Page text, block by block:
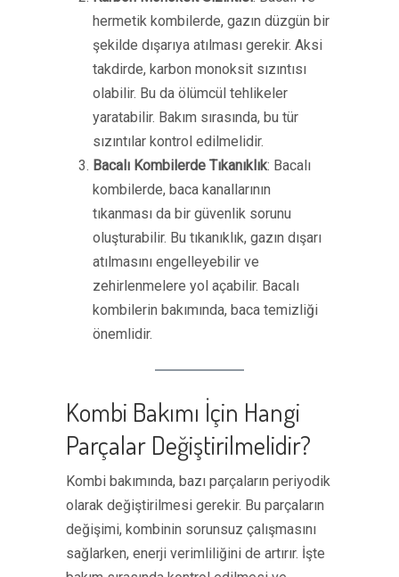
hermetik kombilerde, gazın düzgün bir
şekilde dışarıya atılması gerekir. Aksi
takdirde, karbon monoksit sızıntısı
olabilir. Bu da ölümcül tehlikeler
yaratabilir. Bakım sırasında, bu tür
sızıntılar kontrol edilmelidir.
Bacalı Kombilerde Tıkanıklık: Bacalı
kombilerde, baca kanallarının
tıkanması da bir güvenlik sorunu
oluşturabilir. Bu tıkanıklık, gazın dışarı
atılmasını engelleyebilir ve
zehirlenmelere yol açabilir. Bacalı
kombilerin bakımında, baca temizliği
önemlidir.
Kombi Bakımı İçin Hangi
Parçalar Değiştirilmelidir?
Kombi bakımında, bazı parçaların periyodik
olarak değiştirilmesi gerekir. Bu parçaların
değişimi, kombinin sorunsuz çalışmasını
sağlarken, enerji verimliliğini de artırır. İşte